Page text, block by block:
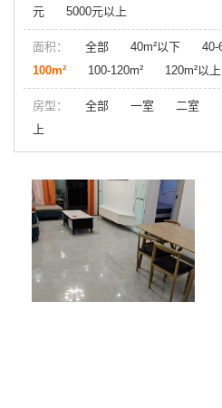
元
5000元以上
面积： 全部 40m²以下 40-
100m²
100-120m² 120m²以上
房型： 全部 一室 二室
上